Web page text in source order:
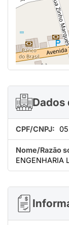
Dados
CPF/CNPJ:
Nome/Razão
ENGENHARIA